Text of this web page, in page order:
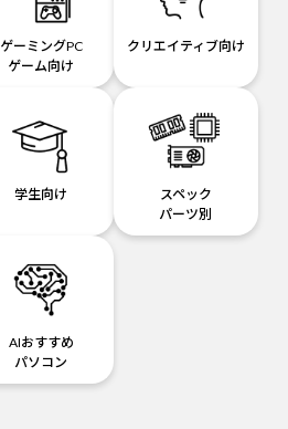
ゲーミングPC
ゲーム向け
クリエイティブ向け
学生向け
スペック
パーツ別
AIおすすめ
パソコン